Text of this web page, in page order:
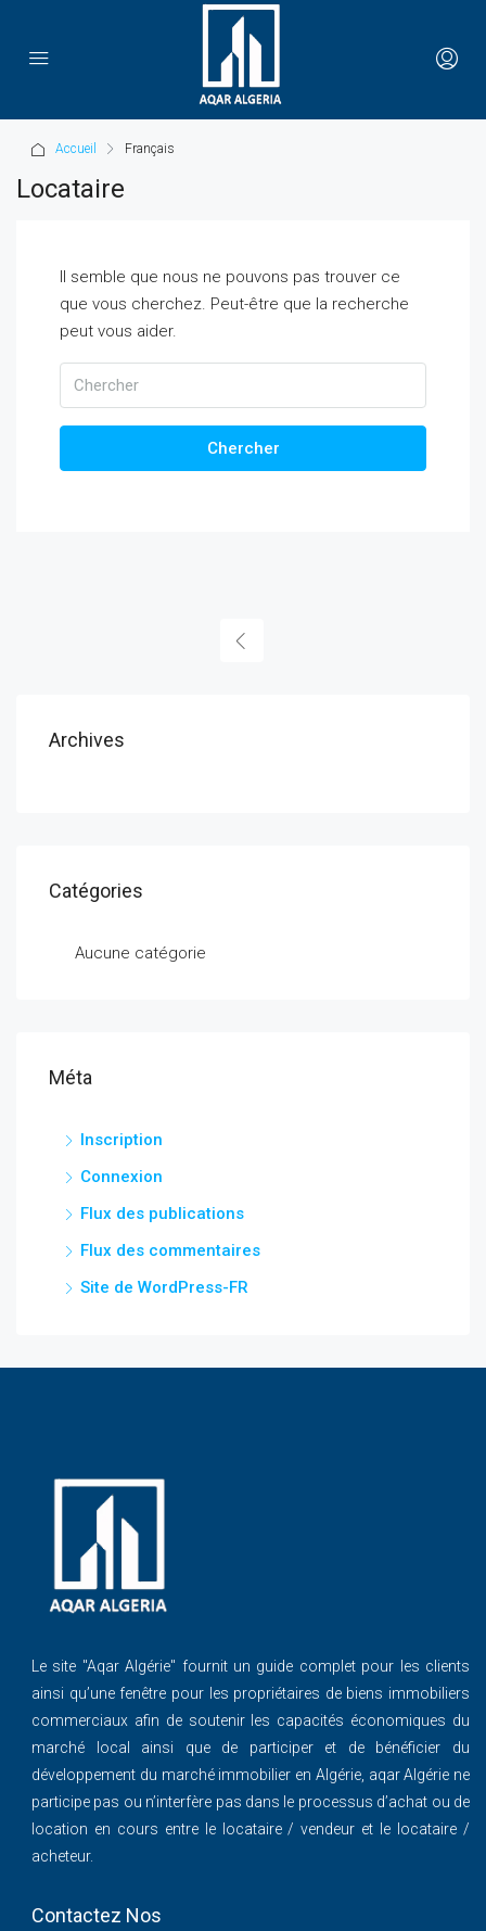
Accueil Français
Locataire
Il semble que nous ne pouvons pas trouver ce
que vous cherchez. Peut-être que la recherche
peut vous aider.
Chercher
Archives
Catégories
Aucune catégorie
Méta
Inscription
Connexion
Flux des publications
Flux des commentaires
Site de WordPress-FR
Le site ''Aqar Algérie'' fournit un guide complet pour les clients
ainsi qu’une fenêtre pour les propriétaires de biens immobiliers
commerciaux afin de soutenir les capacités économiques du
marché local ainsi que de participer et de bénéficier du
développement du marché immobilier en Algérie, aqar Algérie ne
participe pas ou n’interfère pas dans le processus d’achat ou de
location en cours entre le locataire / vendeur et le locataire /
acheteur.
Contactez Nos